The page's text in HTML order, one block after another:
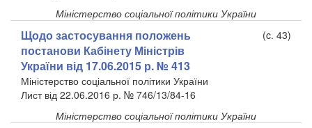
Міністерство соціальної політики України
Щодо застосування положень
постанови Кабінету Міністрів
України від 17.06.2015 р. № 413
(c. 43)
Міністерство соціальної політики України
Лист від 22.06.2016 р. № 746/13/84-16
Міністерство соціальної політики України